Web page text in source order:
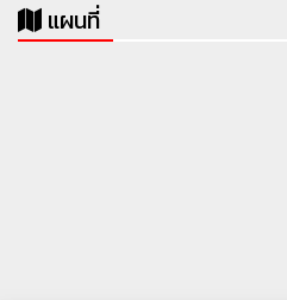
แผนที่